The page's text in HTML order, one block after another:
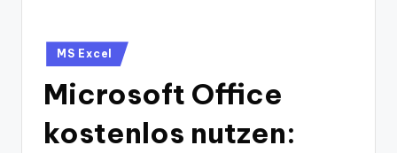
Posted
in
MS Excel
Microsoft Office
kostenlos nutzen: